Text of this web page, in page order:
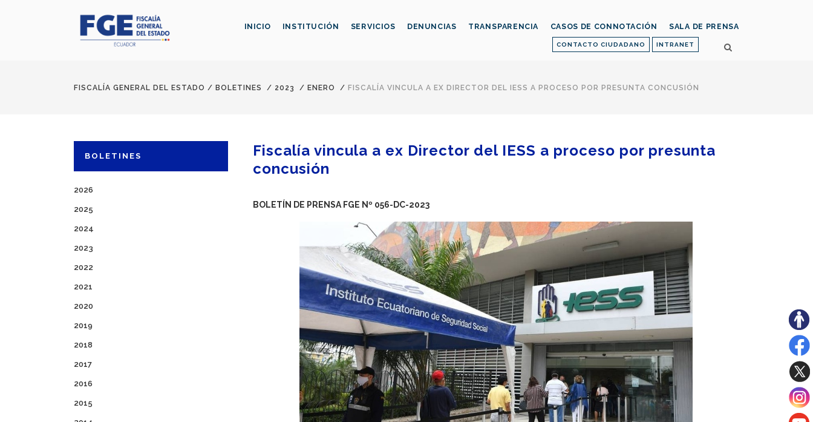
CONTACTO CIUDADANO INTRANET
INICIO INSTITUCIÓN SERVICIOS DENUNCIAS TRANSPARENCIA CASOS DE CONNOTACIÓN SALA DE PRENSA
FISCALÍA GENERAL DEL ESTADO / BOLETINES / 2023 / ENERO / FISCALÍA VINCULA A EX DIRECTOR DEL IESS A PROCESO POR PRESUNTA CONCUSIÓN
BOLETINES
2026
2025
2024
2023
2022
2021
2020
2019
2018
2017
2016
2015
Fiscalía vincula a ex Director del IESS a proceso por presunta
concusión
BOLETÍN DE PRENSA FGE Nº 056-DC-2023